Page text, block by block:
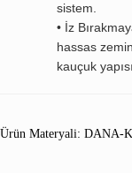
sistem.
• İz
hassas
kauçuk
Ürün Materyali: DANA-